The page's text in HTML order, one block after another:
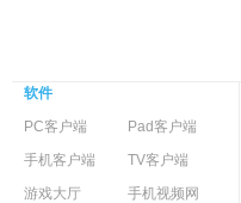
软件
PC客户端
Pad客户端
手机客户端
TV客户端
游戏大厅
手机视频网